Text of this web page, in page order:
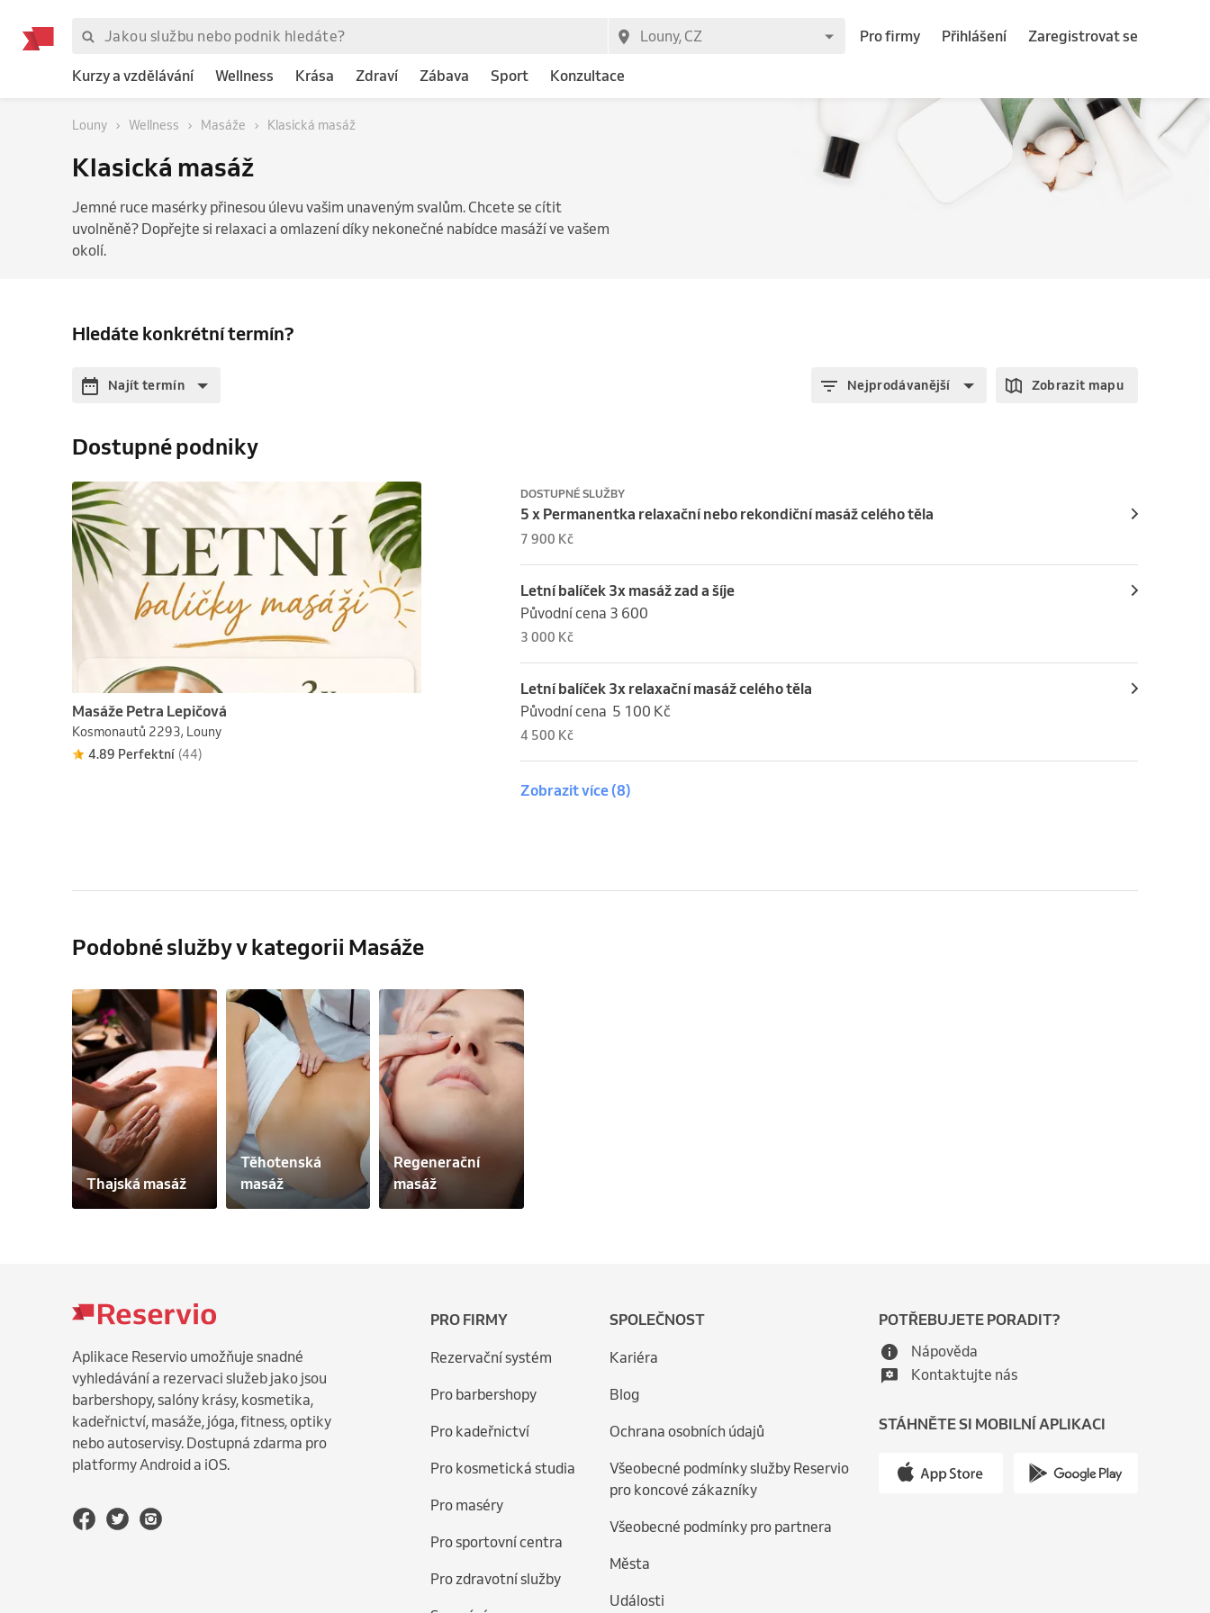
Pro firmy Přihlášení Zaregistrovat se
Kurzy a vzdělávání Wellness Krása Zdraví Zábava Sport Konzultace
Louny Wellness Masáže Klasická masáž
Klasická masáž
Jemné ruce masérky přinesou úlevu vašim unaveným svalům. Chcete se cítit
uvolněně? Dopřejte si relaxaci a omlazení díky nekonečné nabídce masáží ve vašem
okolí.
Hledáte konkrétní termín?
Najít termín Nejprodávanější Zobrazit mapu
Dostupné podniky
Masáže Petra Lepičová
Kosmonautů 2293, Louny
4.89 Perfektní (44)
DOSTUPNÉ SLUŽBY
5 x Permanentka relaxační nebo rekondiční masáž celého těla
7 900 Kč
Letní balíček 3x masáž zad a šíje
Původní cena 3 600
3 000 Kč
Letní balíček 3x relaxační masáž celého těla
Původní cena  5 100 Kč
4 500 Kč
Zobrazit více(8)
Podobné služby v kategorii Masáže
Thajská masáž
Těhotenská
masáž
Regenerační
masáž
Aplikace Reservio umožňuje snadné
vyhledávání a rezervaci služeb jako jsou
barbershopy, salóny krásy, kosmetika,
kadeřnictví, masáže, jóga, fitness, optiky
nebo autoservisy. Dostupná zdarma pro
platformy Android a iOS.
PRO FIRMY
Rezervační systém
Pro barbershopy
Pro kadeřnictví
Pro kosmetická studia
Pro maséry
Pro sportovní centra
Pro zdravotní služby
SPOLEČNOST
Kariéra
Blog
Ochrana osobních údajů
Všeobecné podmínky služby Reservio
pro koncové zákazníky
Všeobecné podmínky pro partnera
Města
Události
POTŘEBUJETE PORADIT?
Nápověda
Kontaktujte nás
STÁHNĚTE SI MOBILNÍ APLIKACI